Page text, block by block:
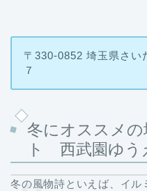
〒330-0852 埼玉県さい
７
冬にオススメ
ト 西武園ゆう
冬の風物詩といえば、イル